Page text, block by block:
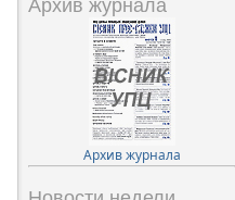
Архив журнала
Архив журнала